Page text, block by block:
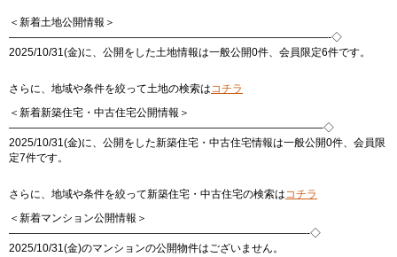
＜新着土地公開情報＞
——————————————————————————————-◇
2025/10/31(金)に、公開をした土地情報は一般公開0件、会員限定6件です。
さらに、地域や条件を絞って土地の検索はコチラ
＜新着新築住宅・中古住宅公開情報＞
—————————————————————————————–◇
2025/10/31(金)に、公開をした新築住宅・中古住宅情報は一般公開0件、会員限
定7件です。
さらに、地域や条件を絞って新築住宅・中古住宅の検索はコチラ
＜新着マンション公開情報＞
————————————————————————————-◇
2025/10/31(金)のマンションの公開物件はございません。